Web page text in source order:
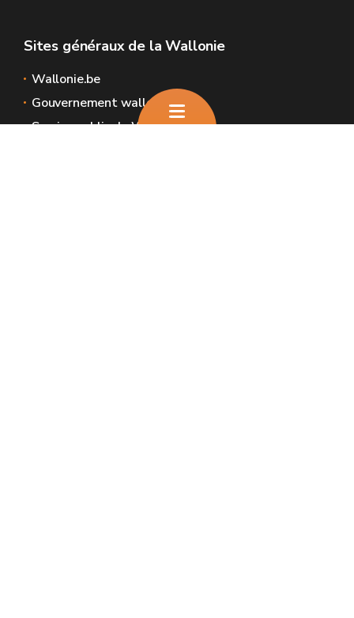
Sites généraux de la Wallonie
Wallonie.be
Gouvernement wallon
Service public de Wallonie